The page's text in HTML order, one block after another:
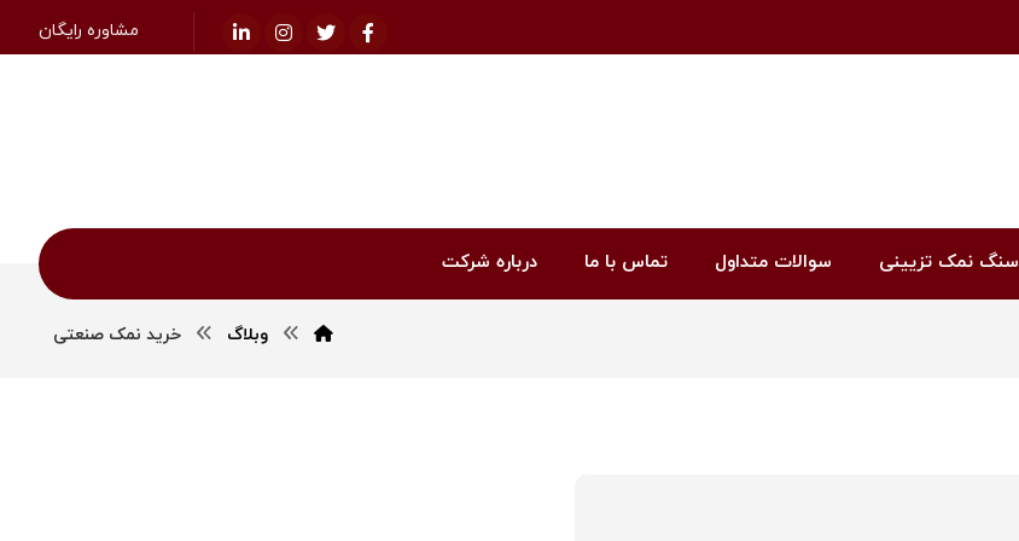
مشاوره رایگان
سنگ نمک تزیینی سوالات متداول تماس با ما درباره شرکت
وبلاگ خرید نمک صنعتی